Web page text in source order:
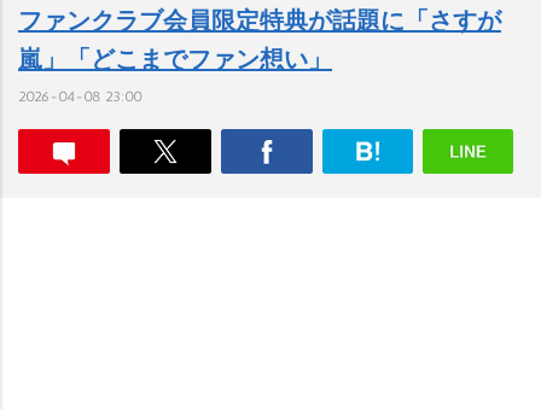
ファンクラブ会員限定特典が話題に「さすが
嵐」「どこまでファン想い」
2026-04-08 23:00